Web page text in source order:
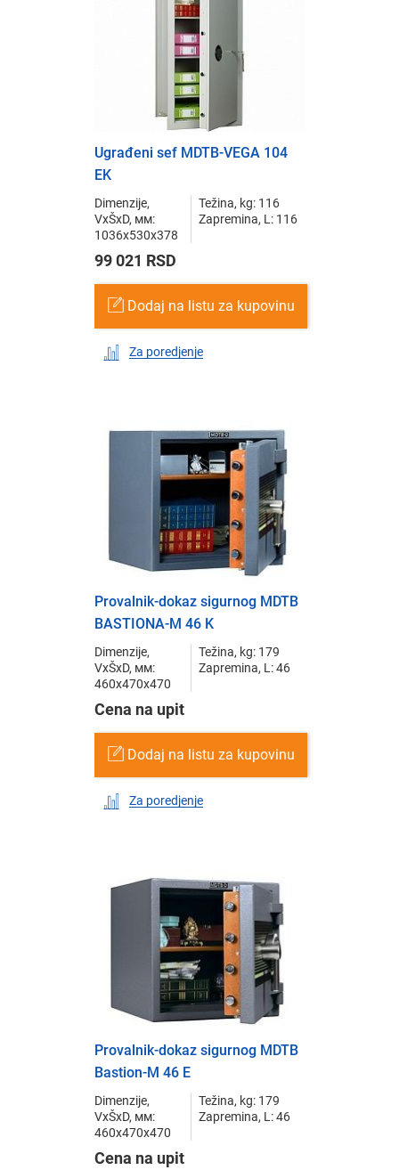
Ugrađeni sef MDTB-VEGA 104
EK
Dimenzije,
VxŠxD, мм:
1036x530x378
Težina, kg: 116
Zapremina, L: 116
99 021 RSD
Dodaj na listu za kupovinu
Za poredjenje
Provalnik-dokaz sigurnog MDTB
BASTIONA-M 46 K
Dimenzije,
VxŠxD, мм:
460x470x470
Težina, kg: 179
Zapremina, L: 46
Cena na upit
Dodaj na listu za kupovinu
Za poredjenje
Provalnik-dokaz sigurnog MDTB
Bastion-M 46 E
Dimenzije,
VxŠxD, мм:
460x470x470
Težina, kg: 179
Zapremina, L: 46
Cena na upit